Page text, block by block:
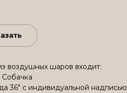
воздушных шаров входит:
36" с индивидуальной надписью